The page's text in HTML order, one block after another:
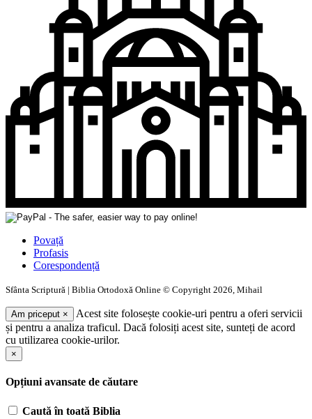
Povață
Profasis
Corespondență
Sfânta Scriptură | Biblia Ortodoxă Online © Copyright 2026, Mihail
Am priceput ×
Acest site folosește cookie-uri pentru a oferi servicii
și pentru a analiza traficul. Dacă folosiți acest site, sunteți de acord
cu utilizarea cookie-urilor.
×
Opțiuni avansate de căutare
Caută în toată Biblia